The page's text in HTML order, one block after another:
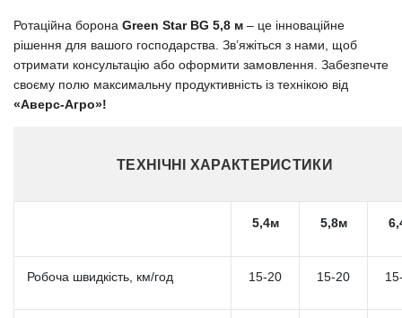
Ротаційна борона Green Star BG 5,8 м – це інноваційне
рішення для вашого господарства. Зв’яжіться з нами, щоб
отримати консультацію або оформити замовлення. Забезпечте
своєму полю максимальну продуктивність із технікою від
«Аверс-Агро»!
ТЕХНІЧНІ ХАРАКТЕРИСТИКИ
5,4м 5,8м
Робоча швидкість, км/год 15-20 15-20